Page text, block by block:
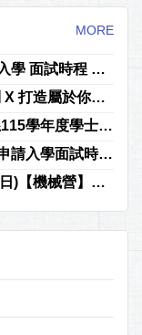
MORE
115學年度大學部申請入學 面試時程 公告
【機械營】自動化控制 X 打造屬於你的智慧工廠（報名至12/8或額滿為止）
元智大學機械工程學系115學年度學士班特殊選才招生（報名期間：114年10月29日上午10:00起至114年11月12日下午3:00止)
114學年度大學部個人申請入學面試時程表公告(5/14版)
歡迎報名~2025/05/11(日)【機械營】「AutoCAD機械設計與雷射加工」